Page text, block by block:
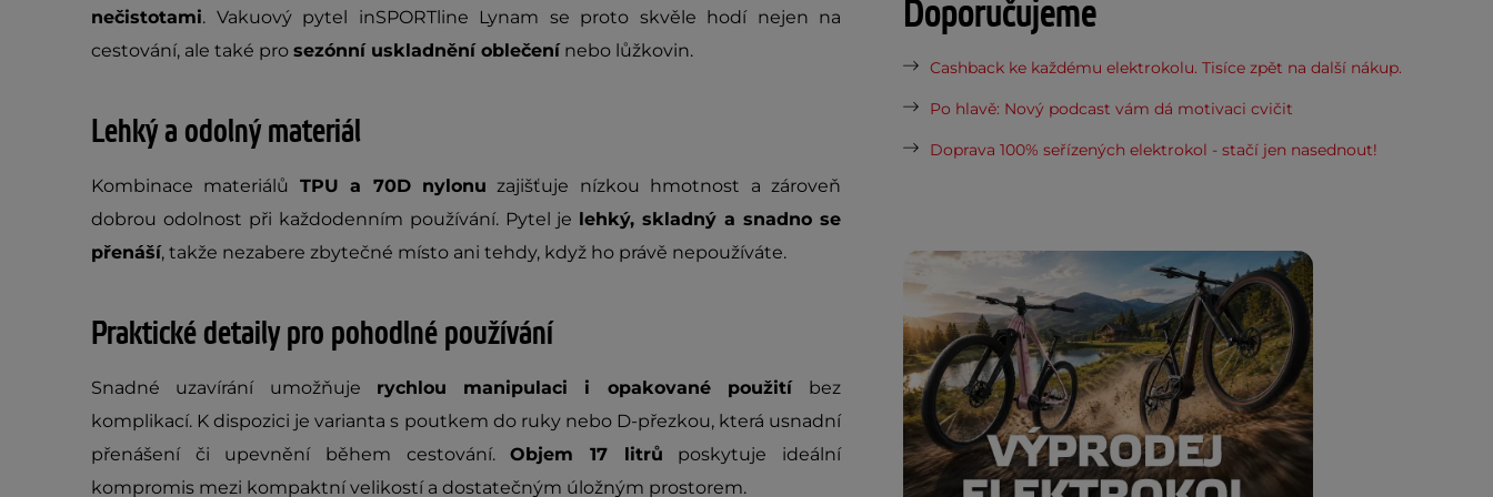
nečistotami. Vakuový pytel inSPORTline Lynam se proto skvěle hodí nejen na
cestování, ale také pro sezónní uskladnění oblečenínebo lůžkovin.
Lehký a odolný materiál
Kombinace materiálů TPU a 70D nylonu zajišťuje nízkou hmotnost a zároveň
dobrou odolnost při každodenním používání. Pytel je lehký, skladný a snadno se
přenáší, takže nezabere zbytečné místo ani tehdy, když ho právě nepoužíváte.
Praktické detaily pro pohodlné používání
Snadné uzavírání umožňuje rychlou manipulaci i opakované použití bez
komplikací. K dispozici je varianta s poutkem do ruky nebo D-přezkou, která usnadní
přenášení či upevnění během cestování.Objem 17 litrů poskytuje ideální
kompromis mezi kompaktní velikostí a dostatečným úložným prostorem.
Doporučujeme
Cashback ke každému elektrokolu. Tisíce zpět na další nákup.
Po hlavě: Nový podcast vám dá motivaci cvičit
Doprava 100% seřízených elektrokol - stačí jen nasednout!